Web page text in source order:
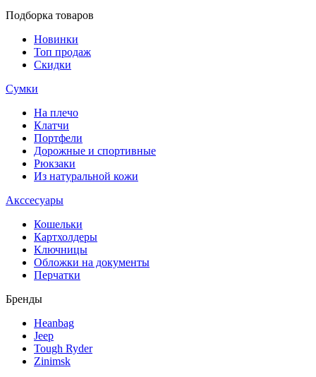
Подборка товаров
Новинки
Топ продаж
Скидки
Сумки
На плечо
Клатчи
Портфели
Дорожные и спортивные
Рюкзаки
Из натуральной кожи
Акссесуары
Кошельки
Картхолдеры
Ключницы
Обложки на документы
Перчатки
Бренды
Heanbag
Jeep
Tough Ryder
Zinimsk